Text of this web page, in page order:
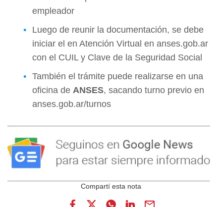
empleador
Luego de reunir la documentación, se debe
iniciar el en Atención Virtual en anses.gob.ar
con el CUIL y Clave de la Seguridad Social
También el trámite puede realizarse en una
oficina de ANSES, sacando turno previo en
anses.gob.ar/turnos